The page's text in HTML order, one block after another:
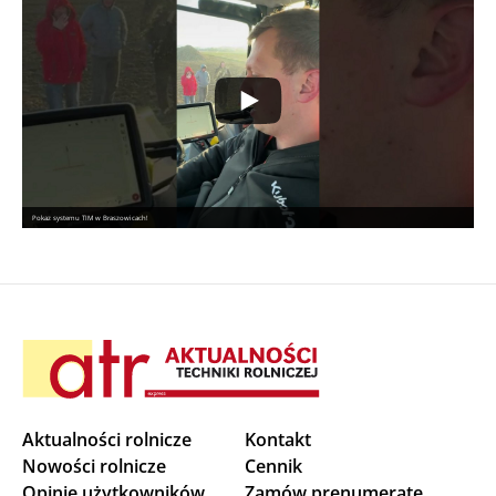
Pokaz systemu TIM w Braszowicach!
Aktualności rolnicze
Nowości rolnicze
Kontakt
Cennik